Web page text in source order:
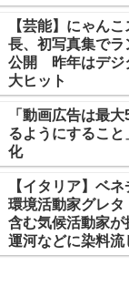
【芸能】にゃん
長、初写真集でラ
公開 昨年はデジ
大ヒット
「動画広告は最
るようにするこ
化
【イタリア】ベ
環境活動家グレ
含む気候活動家
運河などに染料流